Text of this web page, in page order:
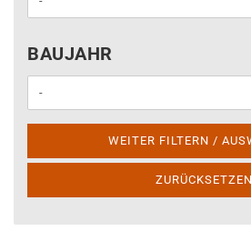
BAUJAHR
BAUJAHR
WEITER FILTERN /
ZURÜCKSETZEN